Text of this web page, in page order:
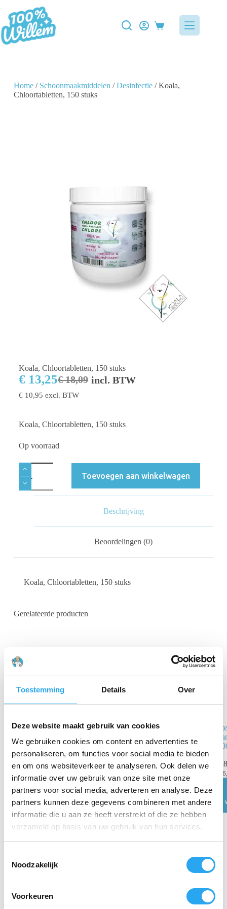
Toestemming Details Over
Deze website maakt gebruik van cookies
We gebruiken cookies om content en advertenties te
personaliseren, om functies voor social media te bieden
en om ons websiteverkeer te analyseren. Ook delen we
informatie over uw gebruik van onze site met onze
partners voor social media, adverteren en analyse. Deze
partners kunnen deze gegevens combineren met andere
informatie die u aan ze heeft verstrekt of die ze hebben
verzameld op basis van uw gebruik van hun services.
Noodzakelijk
Voorkeuren
Home/ Schoonmaakmiddelen /Desinfectie/ Koala,
Chloortabletten, 150 stuks
Koala, Chloortabletten, 150 stuks
€18,09
€13,25 incl. BTW
€10,95 excl. BTW
Koala, Chloortabletten, 150 stuks
Op voorraad
Toevoegen aan winkelwagen
Beschrijving
Beoordelingen (0)
Koala, Chloortabletten, 150 stuks
Gerelateerde producten
Desinfectie
alcohol gel 6 x
800 ml
€72,54 incl.
€ 59,95 excl. BTW
aan
winkelwagen